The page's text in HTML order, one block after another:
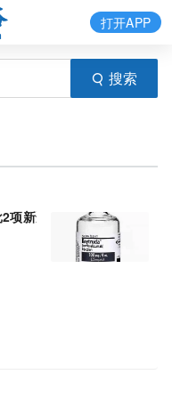
搜索
打开APP
项新适应症!